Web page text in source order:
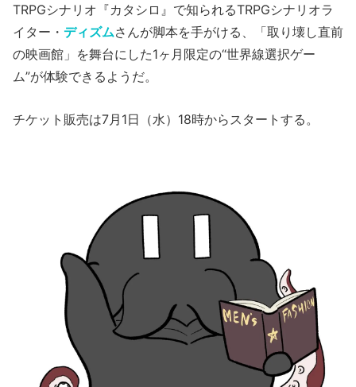
TRPGシナリオ『カタシロ』で知られるTRPGシナリオラ
イター・ ディズムさんが脚本を手がける、「取り壊し直前
の映画館」を舞台にした1ヶ月限定の“世界線選択ゲー
ム”が体験できるようだ。
チケット販売は7月1日（水）18時からスタートする。